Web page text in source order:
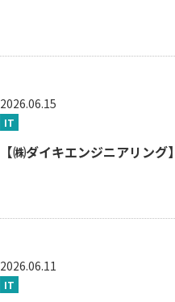
2026.06.15
IT
【㈱ダイキエンジニアリン
2026.06.11
IT